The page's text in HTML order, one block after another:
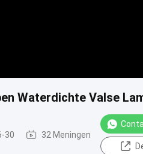
Waterdichte Valse
30 32 Meningen